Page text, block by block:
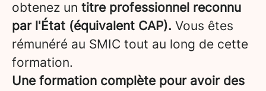
obtenez un titre professionnel reconnu
par l'État (équivalent CAP). Vous êtes
rémunéré au SMIC tout au long de cette
formation.
Une formation complète pour avoir des